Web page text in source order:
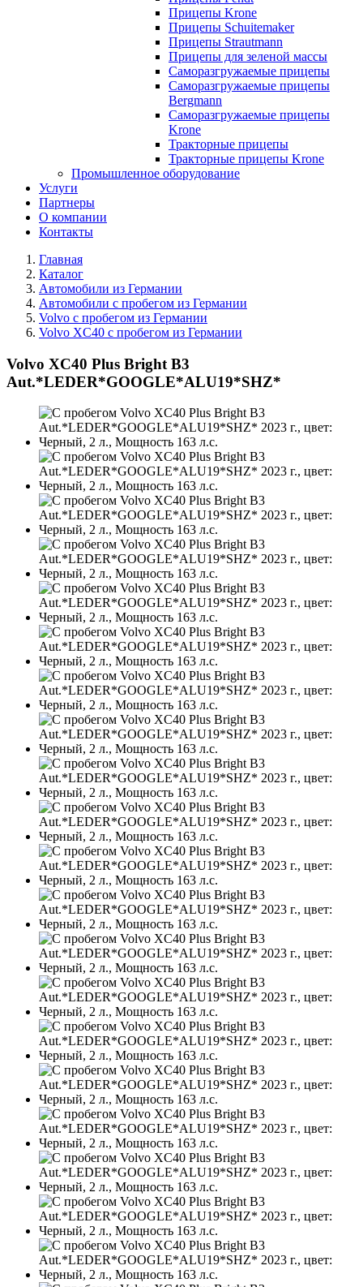
Прицепы Krone
Прицепы Schuitemaker
Прицепы Strautmann
Прицепы для зеленой массы
Саморазгружаемые прицепы
Саморазгружаемые прицепы
Bergmann
Саморазгружаемые прицепы
Krone
Тракторные прицепы
Тракторные прицепы Krone
Промышленное оборудование
Услуги
Партнеры
О компании
Контакты
Главная
Каталог
Автомобили из Германии
Автомобили с пробегом из Германии
Volvo с пробегом из Германии
Volvo XC40 с пробегом из Германии
Volvo XC40 Plus Bright B3
Aut.*LEDER*GOOGLE*ALU19*SHZ*